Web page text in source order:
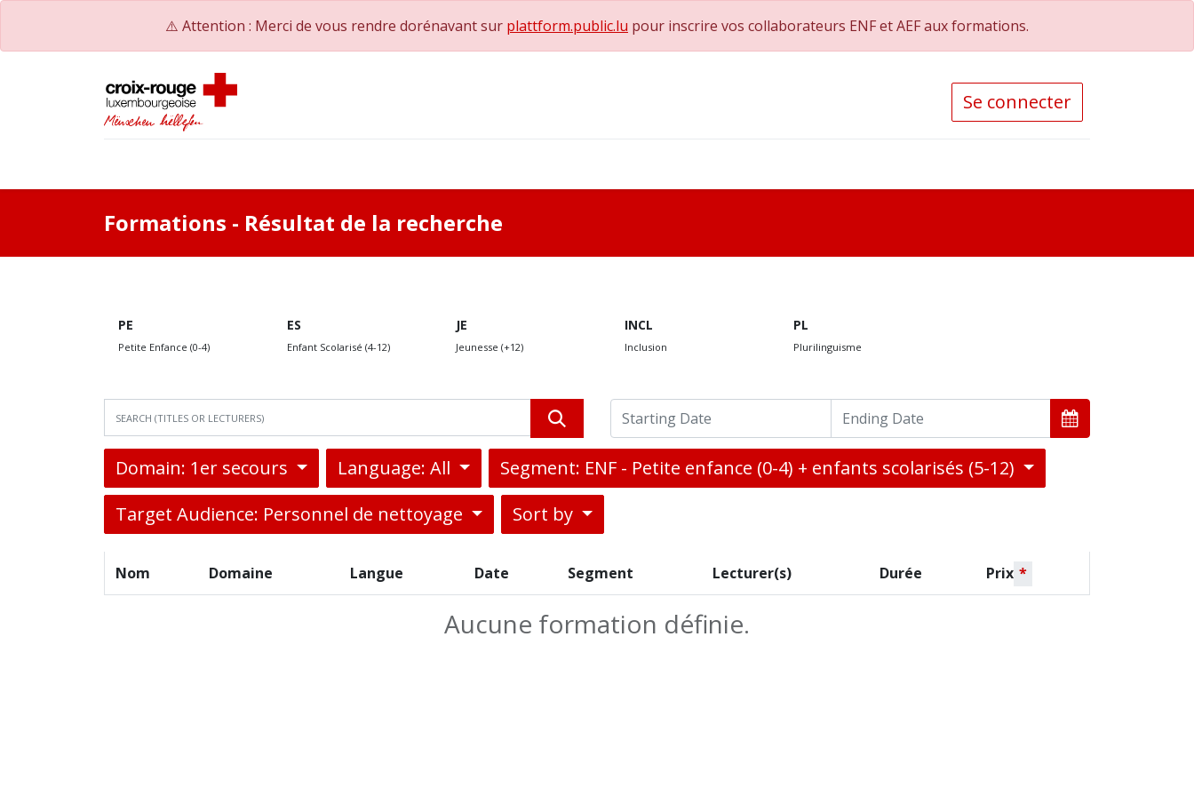
⚠️ Attention : Merci de vous rendre dorénavant sur plattform.public.lu pour inscrire vos collaborateurs ENF et AEF aux formations.
Se connecter
Formations - Résultat de la recherche
PE
Petite Enfance (0-4)
ES
Enfant Scolarisé (4-12)
JE
Jeunesse (+12)
INCL
Inclusion
PL
Plurilinguisme
Domain: 1er secours Language: All
Segment: ENF - Petite enfance (0-4) + enfants scolarisés (5-12)
Target Audience: Personnel de nettoyage
Sort by
Nom Domaine Langue Date Segment Lecturer(s) Durée Prix *
Aucune formation définie.